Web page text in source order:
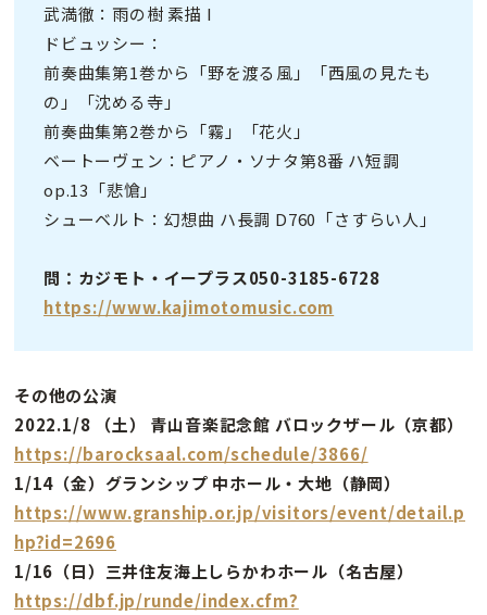
武満徹：雨の樹 素描 I
ドビュッシー：
前奏曲集第1巻から「野を渡る風」「西風の見たも
の」「沈める寺」
前奏曲集第2巻から「霧」「花火」
ベートーヴェン：ピアノ・ソナタ第8番 ハ短調
op.13「悲愴」
シューベルト：幻想曲 ハ長調 D760「さすらい人」
問：カジモト・イープラス050-3185-6728
https://www.kajimotomusic.com
その他の公演
2022.1/8 （土） 青山音楽記念館 バロックザール（京都）
https://barocksaal.com/schedule/3866/
1/14（金）グランシップ 中ホール・大地（静岡）
https://www.granship.or.jp/visitors/event/detail.p
hp?id=2696
1/16（日）三井住友海上しらかわホール（名古屋）
https://dbf.jp/runde/index.cfm?